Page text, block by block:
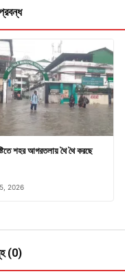
শহর আগরতলায় থৈ থৈ করছে
2026
(0)